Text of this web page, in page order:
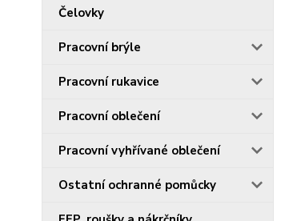
Čelovky
Pracovní brýle
Pracovní rukavice
Pracovní oblečení
Pracovní vyhřívané oblečení
Ostatní ochranné pomůcky